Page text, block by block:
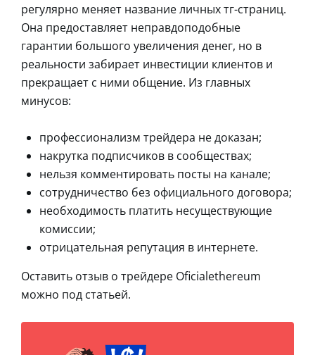
регулярно меняет название личных тг-страниц.
Она предоставляет неправдоподобные
гарантии большого увеличения денег, но в
реальности забирает инвестиции клиентов и
прекращает с ними общение. Из главных
минусов:
профессионализм трейдера не доказан;
накрутка подписчиков в сообществах;
нельзя комментировать посты на канале;
сотрудничество без официального договора;
необходимость платить несуществующие
комиссии;
отрицательная репутация в интернете.
Оставить отзыв о трейдере Oficialethereum
можно под статьей.